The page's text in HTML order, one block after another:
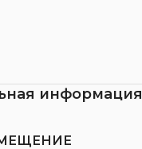
информация